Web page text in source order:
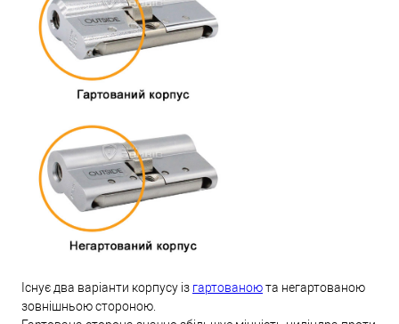
Існує два варіанти корпусу із гартованоюта негартованою
зовнішньою стороною.